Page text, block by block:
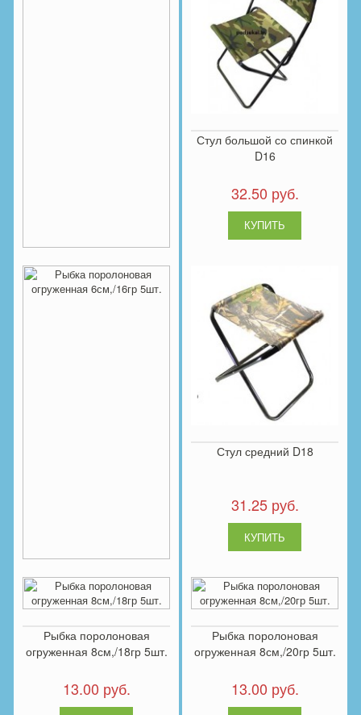
Рыбка поролоновая
огруженная 6см,/14гр 5шт.
Стул большой со спинкой
D16
32.50 руб.
Рыбка поролоновая
огруженная 6см,/16гр 5шт.
13.00 руб.
Стул средний D18
31.25 руб.
Рыбка поролоновая
огруженная 8см,/18гр 5шт.
13.00 руб.
Рыбка поролоновая
огруженная 8см,/20гр 5шт.
13.00 руб.